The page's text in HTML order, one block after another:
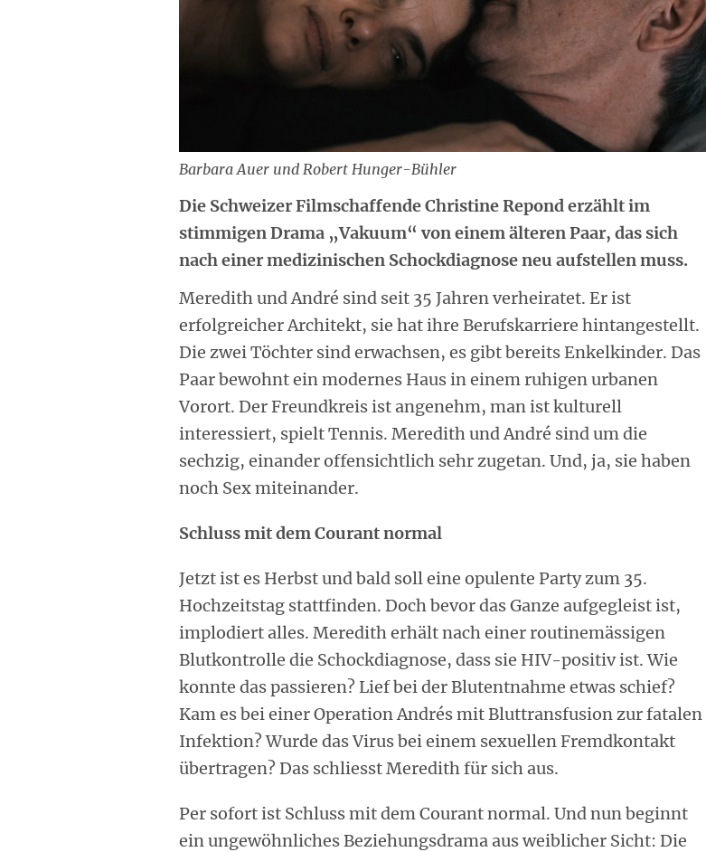
Barbara Auer und Robert Hunger-Bühler
Die Schweizer Filmschaffende Christine Repond erzählt im
stimmigen Drama „Vakuum“ von einem älteren Paar, das sich
nach einer medizinischen Schockdiagnose neu aufstellen muss.
Meredith und André sind seit 35 Jahren verheiratet. Er ist
erfolgreicher Architekt, sie hat ihre Berufskarriere hintangestellt.
Die zwei Töchter sind erwachsen, es gibt bereits Enkelkinder. Das
Paar bewohnt ein modernes Haus in einem ruhigen urbanen
Vorort. Der Freundkreis ist angenehm, man ist kulturell
interessiert, spielt Tennis. Meredith und André sind um die
sechzig, einander offensichtlich sehr zugetan. Und, ja, sie haben
noch Sex miteinander.
Schluss mit dem Courant normal
Jetzt ist es Herbst und bald soll eine opulente Party zum 35.
Hochzeitstag stattfinden. Doch bevor das Ganze aufgegleist ist,
implodiert alles. Meredith erhält nach einer routinemässigen
Blutkontrolle die Schockdiagnose, dass sie HIV-positiv ist. Wie
konnte das passieren? Lief bei der Blutentnahme etwas schief?
Kam es bei einer Operation Andrés mit Bluttransfusion zur fatalen
Infektion? Wurde das Virus bei einem sexuellen Fremdkontakt
übertragen? Das schliesst Meredith für sich aus.
Per sofort ist Schluss mit dem Courant normal. Und nun beginnt
ein ungewöhnliches Beziehungsdrama aus weiblicher Sicht: Die